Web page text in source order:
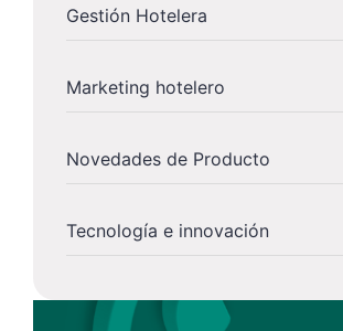
Gestión Hotelera
Marketing hotelero
Novedades de Producto
Tecnología e innovación